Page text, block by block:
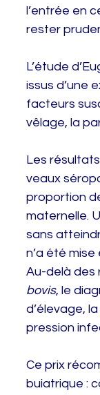
l’entrée en
rester
L’étude
issus d’une
facteurs
vêlage, la
Les
veaux
proportion
maternelle.
sans
n’a été
Au-delà des
bovis, le
d’élevage,
pression
Ce prix
buiatrique :